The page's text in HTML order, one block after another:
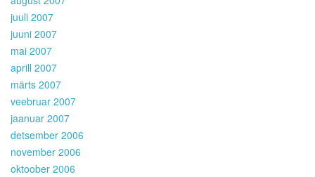
juuli 2007
juuni 2007
mai 2007
aprill 2007
märts 2007
veebruar 2007
jaanuar 2007
detsember 2006
november 2006
oktoober 2006